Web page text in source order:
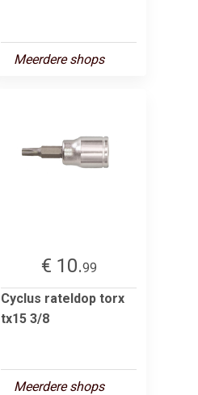
Meerdere shops
€ 10.99
Cyclus rateldop torx
tx15 3/8
Meerdere shops